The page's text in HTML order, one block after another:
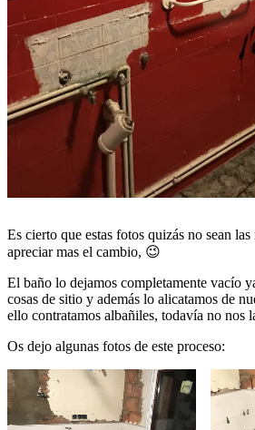
Es cierto que estas fotos quizás no sean
apreciar mas el cambio, 😉
El baño lo dejamos completamente vacío
cosas de sitio y además lo alicatamos de
ello contratamos albañiles, todavía no nos
Os dejo algunas fotos de este proceso: